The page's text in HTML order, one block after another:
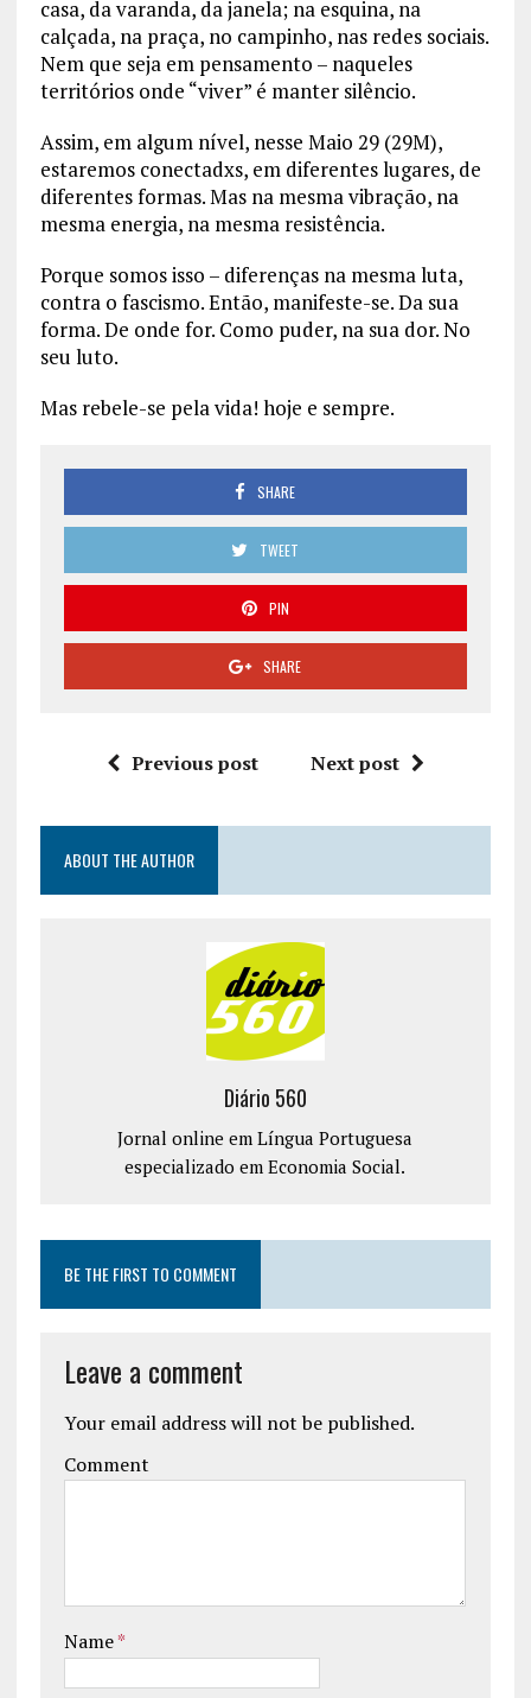
casa, da varanda, da janela; na esquina, na
calçada, na praça, no campinho, nas redes sociais.
Nem que seja em pensamento – naqueles
territórios onde “viver” é manter silêncio.
Assim, em algum nível, nesse Maio 29 (29M),
estaremos conectadxs, em diferentes lugares, de
diferentes formas. Mas na mesma vibração, na
mesma energia, na mesma resistência.
Porque somos isso – diferenças na mesma luta,
contra o fascismo. Então, manifeste-se. Da sua
forma. De onde for. Como puder, na sua dor. No
seu luto.
Mas rebele-se pela vida! hoje e sempre.
SHARE
TWEET
PIN
SHARE
Previous post Next post
ABOUT THE AUTHOR
Diário 560
Jornal online em Língua Portuguesa
especializado em Economia Social.
BE THE FIRST TO COMMENT
Leave a comment
Your email address will not be published.
Comment
Name*